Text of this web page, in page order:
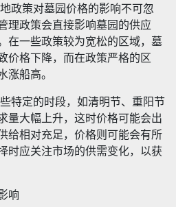
政策对墓园价格的影响不可忽
理政策会直接影响墓园的供应
在一些政策较为宽松的区域，墓
价格下降，而在政策严格的区
船高。
特定的时段，如清明节、重阳节
量大幅上升，这时价格可能会出
给相对充足，价格则可能会有所
时应关注市场的供需变化，以获
响